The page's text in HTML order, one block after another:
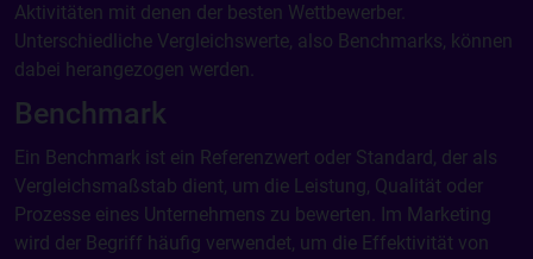
Aktivitäten mit denen der besten Wettbewerber.
Unterschiedliche Vergleichswerte, also Benchmarks, können
dabei herangezogen werden.
Benchmark
Ein Benchmark ist ein Referenzwert oder Standard, der als
Vergleichsmaßstab dient, um die Leistung, Qualität oder
Prozesse eines Unternehmens zu bewerten. Im Marketing
wird der Begriff häufig verwendet, um die Effektivität von